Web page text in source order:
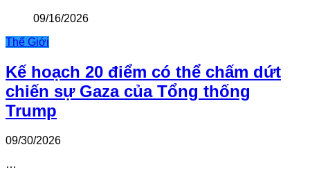
09/16/2026
Thế Giới
Kế hoạch 20 điểm có thể chấm dứt
chiến sự Gaza của Tổng thống
Trump
09/30/2026
…